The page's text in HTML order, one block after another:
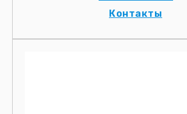
Контакты